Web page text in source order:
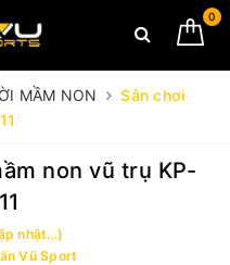
0
MẦM NON
Sân chơi
non vũ trụ KP-
nhật...)
Vũ Sport